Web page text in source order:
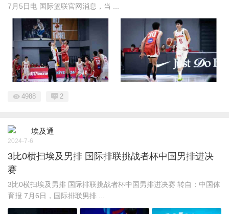
7月5日电 国际篮联官网消息，当 ...
4988 2
埃及通
2024-7-6
3比0横扫埃及男排 ​国际排联挑战者杯中国男排进决
赛
3比0横扫埃及男排 ​国际排联挑战者杯中国男排进决赛 转自：中国体
育报 7月6日，国际排联男排 ...